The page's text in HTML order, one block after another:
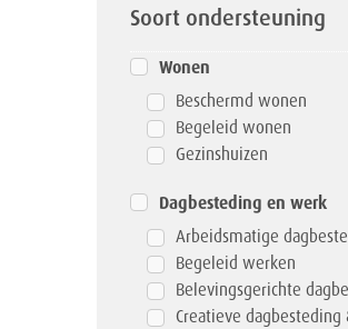
Soort ondersteuning
Wonen
Beschermd wonen
Begeleid wonen
Gezinshuizen
Dagbesteding en werk
Arbeidsmatige
Begeleid werken
Belevingsgerichte
Creatieve dagbesteding